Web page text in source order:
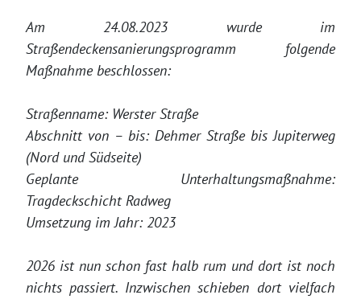
Am 24.08.2023 wurde im
Straßendeckensanierungsprogramm folgende
Maßnahme beschlossen:
Straßenname: Werster Straße
Abschnitt von – bis: Dehmer Straße bis Jupiterweg
(Nord und Südseite)
Geplante Unterhaltungsmaßnahme:
Tragdeckschicht Radweg
Umsetzung im Jahr: 2023
2026 ist nun schon fast halb rum und dort ist noch
nichts passiert. Inzwischen schieben dort vielfach